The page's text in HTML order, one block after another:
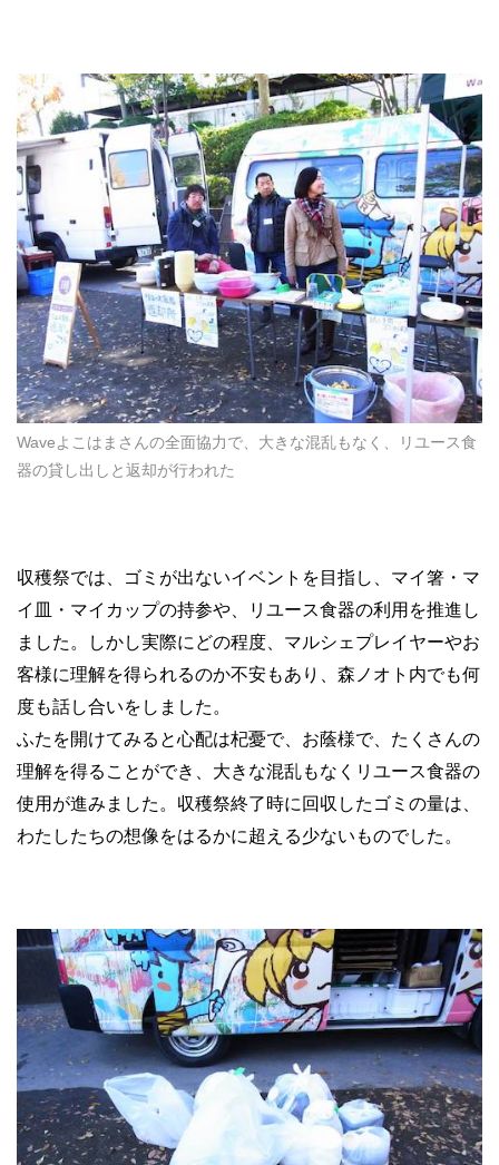
Waveよこはまさんの全面協力で、大きな混乱もなく、リユース食
器の貸し出しと返却が行われた
収穫祭では、ゴミが出ないイベントを目指し、マイ箸・マ
イ皿・マイカップの持参や、リユース食器の利用を推進し
ました。しかし実際にどの程度、マルシェプレイヤーやお
客様に理解を得られるのか不安もあり、森ノオト内でも何
度も話し合いをしました。
ふたを開けてみると心配は杞憂で、お蔭様で、たくさんの
理解を得ることができ、大きな混乱もなくリユース食器の
使用が進みました。収穫祭終了時に回収したゴミの量は、
わたしたちの想像をはるかに超える少ないものでした。